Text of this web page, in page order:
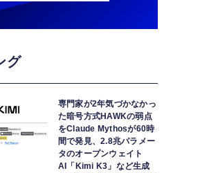
グ
専門家が2年気づかなかっ
た暗号方式HAWKの弱点
をClaude Mythosが60時
間で発見、2.8兆パラメー
タのオープンウェイト
AI「Kimi K3」など生成